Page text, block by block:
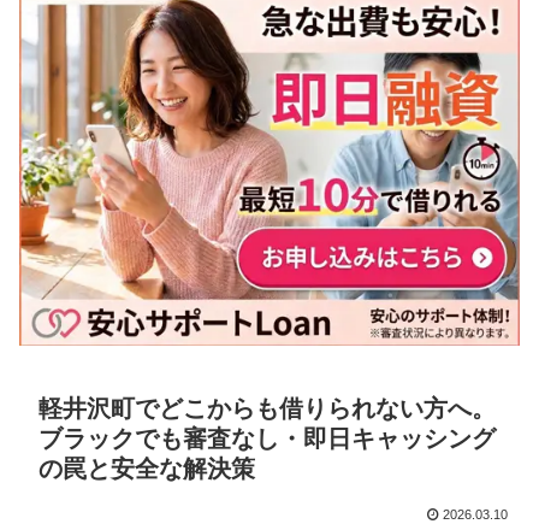
軽井沢町でどこからも借りられない方へ。
ブラックでも審査なし・即日キャッシング
の罠と安全な解決策
2026.03.10